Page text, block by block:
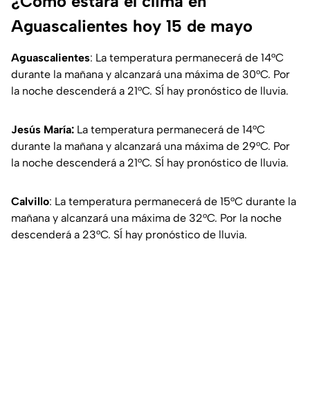
Aguascalientes hoy 15 de mayo
Aguascalientes: La temperatura permanecerá de 14°C
durante la mañana y alcanzará una máxima de 30°C. Por
la noche descenderá a 21°C. SÍ hay pronóstico de lluvia.
Jesús María: La temperatura permanecerá de 14°C
durante la mañana y alcanzará una máxima de 29°C. Por
la noche descenderá a 21°C. SÍ hay pronóstico de lluvia.
Calvillo: La temperatura permanecerá de 15°C durante la
mañana y alcanzará una máxima de 32°C. Por la noche
descenderá a 23°C. SÍ hay pronóstico de lluvia.